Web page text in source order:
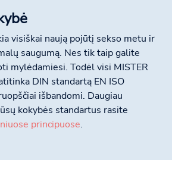
visiškai naują pojūtį sekso metu ir
saugumą. Nes tik taip galite
mylėdamiesi. Todėl visi MISTER
DIN standartą EN ISO
išbandomi. Daugiau
kokybės standartus rasite
principuose.